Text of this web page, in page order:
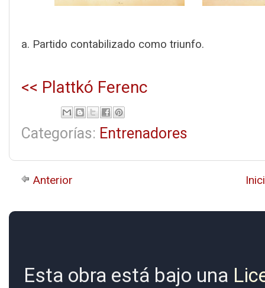
a. Partido contabilizado como triunfo.
<< Plattkó Ferenc
Categorías: Entrenadores
Anterior
Esta obra está bajo una